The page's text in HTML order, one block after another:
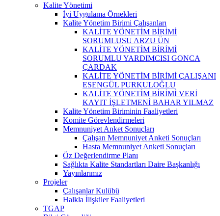
Kalite Yönetimi
İyi Uygulama Örnekleri
Kalite Yönetim Birimi Çalışanları
KALİTE YÖNETİM BİRİMİ
SORUMLUSU ARZU ÜN
KALİTE YÖNETİM BİRİMİ
SORUMLU YARDIMCISI GONCA
ÇARDAK
KALİTE YÖNETİM BİRİMİ ÇALIŞANI
ESENGÜL PURKULOĞLU
KALİTE YÖNETİM BİRİMİ VERİ
KAYIT İŞLETMENİ BAHAR YILMAZ
Kalite Yönetim Biriminin Faaliyetleri
Komite Görevlendirmeleri
Memnuniyet Anket Sonuçları
Çalışan Memnuniyet Anketi Sonuçları
Hasta Memnuniyet Anketi Sonuçları
Öz Değerlendirme Planı
Sağlıkta Kalite Standartları Daire Başkanlığı
Yayınlarımız
Projeler
Çalışanlar Kulübü
Halkla İlişkiler Faaliyetleri
TGAP